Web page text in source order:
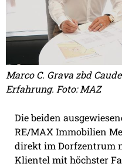
Marco C. Grava zbd
Erfahrung. Foto: MAZ
Die beiden
RE/MAX Immobilien
direkt im Dorfzentrum
Klientel mit höchster